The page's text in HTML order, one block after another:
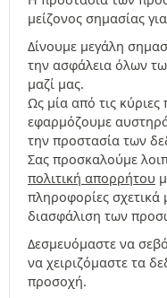
μείζονος σημασίας
Δίνουμε μεγάλη
την ασφάλεια όλων
μαζί μας.
Ως μία από τις κύριες
εφαρμόζουμε
την προστασία των
Σας προσκαλούμε
πολιτική απορρήτου
πληροφορίες
διασφάλιση των
Δεσμευόμαστε να
να χειριζόμαστε τα
προσοχή.